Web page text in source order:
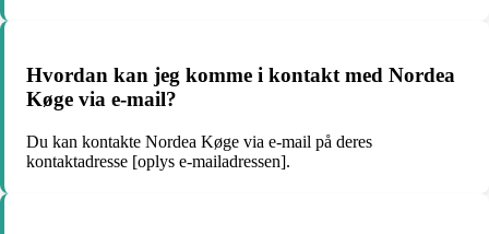
Hvordan kan jeg komme i kontakt med Nordea
Køge via e-mail?
Du kan kontakte Nordea Køge via e-mail på deres
kontaktadresse [oplys e-mailadressen].